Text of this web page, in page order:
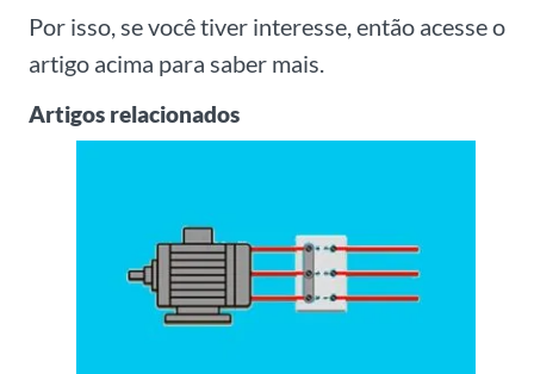
Por isso, se você tiver interesse, então acesse o
artigo acima para saber mais.
Artigos relacionados